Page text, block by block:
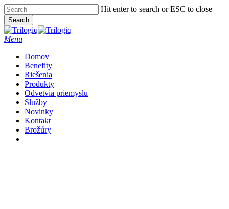
Skip
to
main
content
Hit enter to search or ESC to close
Search
Close
Search
Menu
Domov
Benefity
Riešenia
Produkty
Odvetvia priemyslu
Služby
Novinky
Kontakt
Brožúry